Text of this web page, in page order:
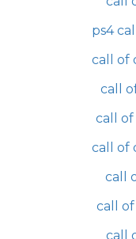
ps4
call of
call
call of
call of
call
call
call